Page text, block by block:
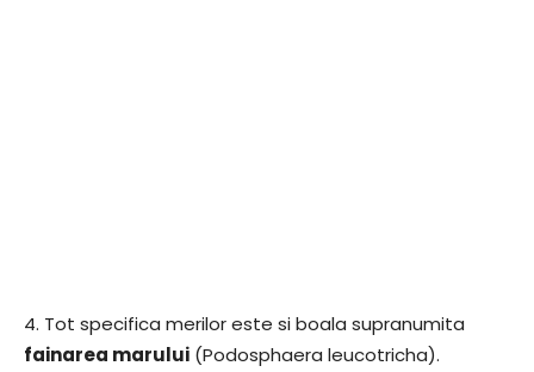
4. Tot specifica merilor este si boala supranumita
fainarea marului (Podosphaera leucotricha).